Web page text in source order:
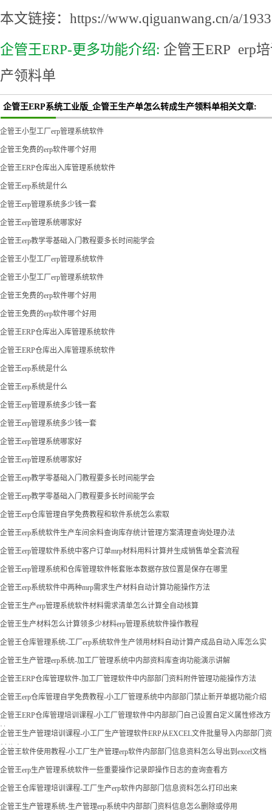
本文链接：https://www.qiguanwang.cn/a/
企管王ERP-更多功能介绍: 企管王ERP erp
产领料单
企管王ERP系统工业版_企管王生产单怎么转成生产领料单相关文章:
企管王小型工厂erp管理系统软件
企管王免费的erp软件哪个好用
企管王ERP仓库出入库管理系统软件
企管王erp系统是什么
企管王erp管理系统多少钱一套
企管王erp管理系统哪家好
企管王erp教学零基础入门教程要多长时间能学会
企管王小型工厂erp管理系统软件
企管王小型工厂erp管理系统软件
企管王免费的erp软件哪个好用
企管王免费的erp软件哪个好用
企管王ERP仓库出入库管理系统软件
企管王ERP仓库出入库管理系统软件
企管王erp系统是什么
企管王erp系统是什么
企管王erp管理系统多少钱一套
企管王erp管理系统多少钱一套
企管王erp管理系统哪家好
企管王erp管理系统哪家好
企管王erp教学零基础入门教程要多长时间能学会
企管王erp教学零基础入门教程要多长时间能学会
企管王erp仓库管理自学免费教程和软件系统怎么索取
企管王erp系统软件生产车间余料查询库存统计管理方案清理查询处理办法
企管王erp管理软件系统中客户订单mrp材料用料计算并生成销售单全套流程
企管王erp管理系统和仓库管理软件帐套账本数据存放位置是保存在哪里
企管王erp系统软件中两种mrp需求生产材料自动计算功能操作方法
企管王生产erp管理系统软件材料需求清单怎么计算全自动核算
企管王生产材料怎么计算领多少材料erp管理系统软件操作教程
企管王仓库管理系统-工厂erp系统软件生产领用材料自动计算产成品自动入库怎么实
现
企管王生产管理erp系统-加工厂管理系统中内部资料库查询功能演示讲解
企管王ERP仓库管理软件-加工厂管理软件中内部部门资料附件管理功能操作方法
企管王erp仓库管理自学免费教程-小工厂管理系统中内部部门禁止新开单据功能介绍
企管王ERP仓库管理培训课程-小工厂管理软件中内部部门自己设置自定义属性修改方
法
企管王生产管理培训课程-小工厂生产管理软件ERP从EXCEL文件批量导入内部部门资
料信息
企管王软件使用教程-小工厂生产管理erp软件内部部门信息资料怎么导出到excel文档
企管王erp生产管理系统软件一些重要操作记录即操作日志的查询查看方
企管王仓库管理培训课程-工厂生产erp软件内部部门信息资料怎么打印出来
企管王生产管理系统-生产管理erp系统中内部部门资料信息怎么删除或停用